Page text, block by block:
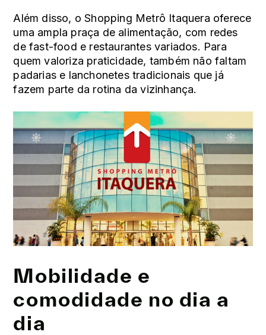
Além disso, o Shopping Metrô Itaquera oferece
uma ampla praça de alimentação, com redes
de fast-food e restaurantes variados. Para
quem valoriza praticidade, também não faltam
padarias e lanchonetes tradicionais que já
fazem parte da rotina da vizinhança.
Mobilidade e
comodidade no dia a
dia